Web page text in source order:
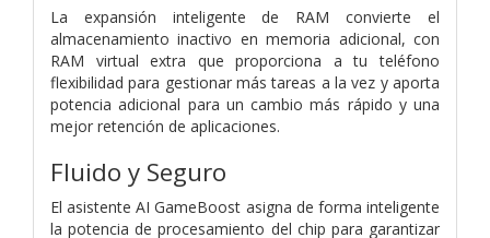
La expansión inteligente de RAM convierte el
almacenamiento inactivo en memoria adicional, con
RAM virtual extra que proporciona a tu teléfono
flexibilidad para gestionar más tareas a la vez y aporta
potencia adicional para un cambio más rápido y una
mejor retención de aplicaciones.
Fluido y Seguro
El asistente AI GameBoost asigna de forma inteligente
la potencia de procesamiento del chip para garantizar